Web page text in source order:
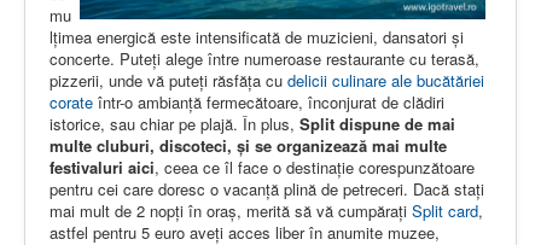
mu
lțimea energică este intensificată de muzicieni, dansatori și
concerte. Puteți alege între numeroase restaurante cu terasă,
pizzerii, unde vă puteți răsfăța cu delicii culinare ale bucătăriei
corate într-o ambianță fermecătoare, înconjurat de clădiri
istorice, sau chiar pe plajă. În plus, Split dispune de mai
multe cluburi, discoteci, și se organizează mai multe
festivaluri aici, ceea ce îl face o destinație corespunzătoare
pentru cei care doresc o vacanță plină de petreceri. Dacă stați
mai mult de 2 nopți în oraș, merită să vă cumpărați Split card,
astfel pentru 5 euro aveți acces liber în anumite muzee,